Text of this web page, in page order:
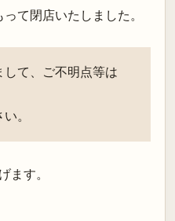
って閉店いたしました。
て、ご不明点等は
。
ます。